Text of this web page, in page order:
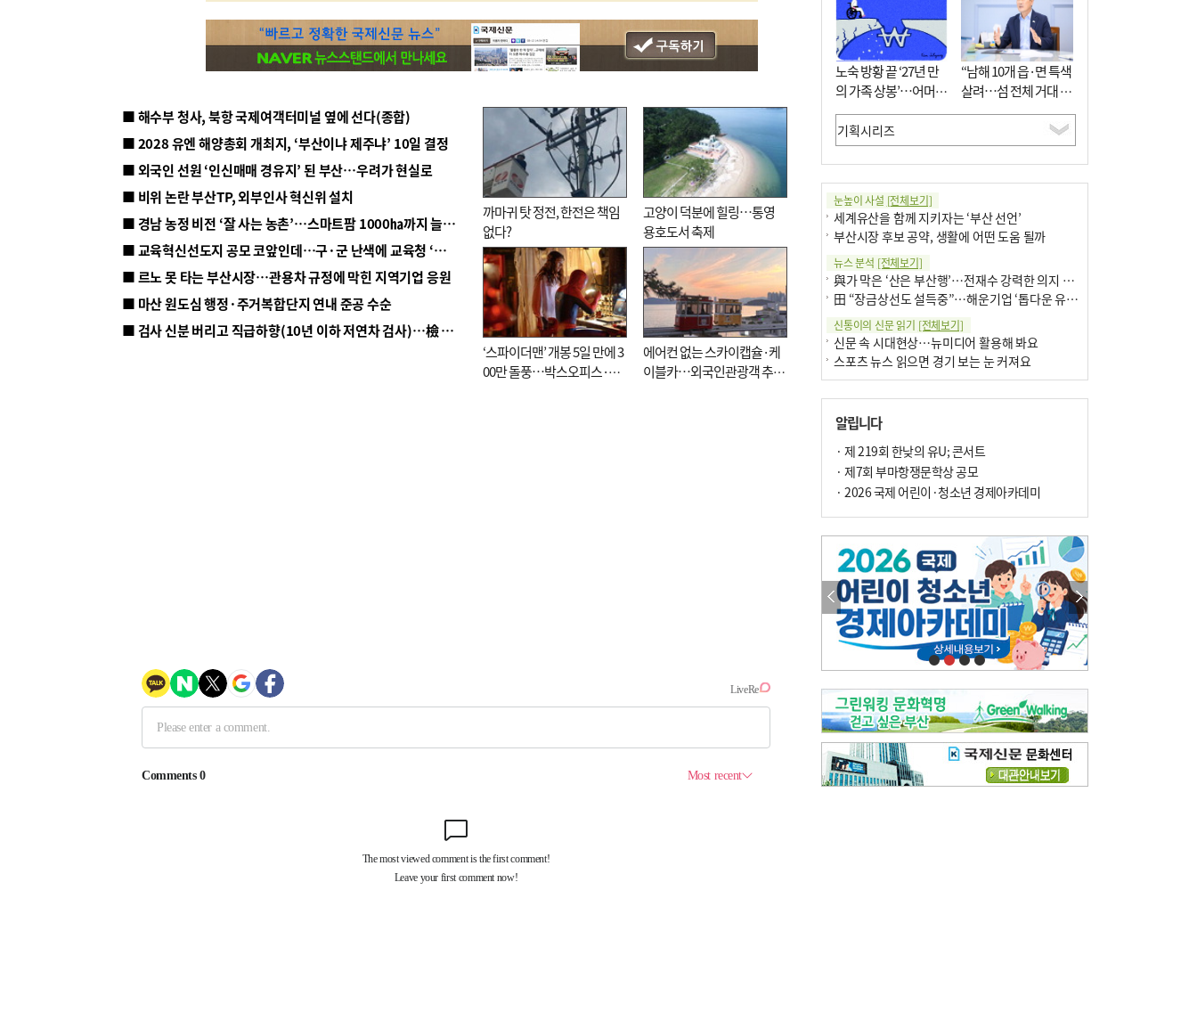
■ 해수부 청사, 북항 국제여객터미널 옆에 선다(종합)
■ 2028 유엔 해양총회 개최지, ‘부산이냐 제주냐’ 10일 결정
■ 외국인 선원 ‘인신매매 경유지’ 된 부산…우려가 현실로
■ 비위 논란 부산TP, 외부인사 혁신위 설치
■ 경남 농정 비전 ‘잘 사는 농촌’…스마트팜 1000㏊까지 늘린다
■ 교육혁신선도지 공모 코앞인데…구·군 난색에 교육청 ‘쩔쩔’
■ 르노 못 타는 부산시장…관용차 규정에 막힌 지역기업 응원
■ 마산 원도심 행정·주거복합단지 연내 준공 수순
■ 검사 신분 버리고 직급하향(10년 이하 저연차 검사)…檢 중수청행 기피
까마귀 탓 정전, 한전은 책임
없다?
고양이 덕분에 힐링…통영
용호도서 축제
‘스파이더맨’ 개봉 5일 만에 3
00만 돌풍…박스오피스·예
에어컨 없는 스카이캡슐·케
이블카…외국인관광객 추억
노숙 방황 끝 ‘27년 만
의 가족 상봉’…어머니
와 행복 꿈꿔
“남해 10개 읍·면 특색
살려…섬 전체 거대 정
원으로 조성”
눈높이 사설 [전체보기]
세계유산을 함께 지키자는 ‘부산 선언’
부산시장 후보 공약, 생활에 어떤 도움 될까
뉴스 분석 [전체보기]
與가 막은 ‘산은 부산행’…전재수 강력한 의지 표명 없인 공염불
田 “장금상선도 설득중”…해운기업 ‘톱다운 유치전’ 가속
신통이의 신문 읽기 [전체보기]
신문 속 시대현상…뉴미디어 활용해 봐요
스포츠 뉴스 읽으면 경기 보는 눈 커져요
구·군 승진 축하화분 관행 없애자니 소상공인 울상
팩트체크[전체보기]
의령 한우산 털중나리
한 손 뉴스[전체보기]
시민이 개발한 폭염 대응 앱 ‘그늘로’ 길안내 지도 등 인기
골목 맛집 발굴 고메 셀렉션…부산시, 페스티벌 시월 연계
오늘의 날씨-[전체보기]
오늘의 날씨- 2026년 8월 7일
오늘의 날씨- 2026년 8월 6일
우리 결혼해요-[전체보기]
우리 결혼해요- 김홍윤·정세빈 커플
알립니다
· 제 219회 한낮의 유U; 콘서트
· 제7회 부마항쟁문학상 공모
· 2026 국제 어린이·청소년 경제아카데미